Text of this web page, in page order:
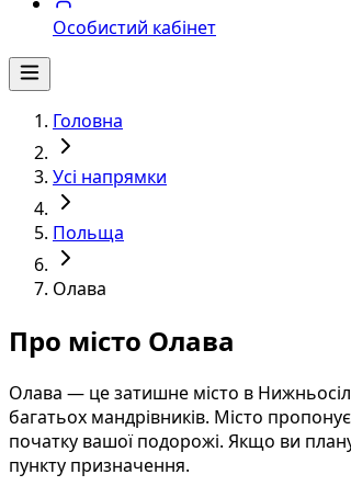
Особистий кабінет
Головна
Усі напрямки
Польща
Олава
Про місто Олава
Олава — це затишне місто в
багатьох мандрівників. Місто
початку вашої подорожі. Якщо ви
пункту призначення.